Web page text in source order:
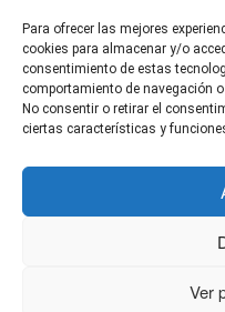
Para ofrecer las mejores
cookies para almacenar y/o
consentimiento de estas
comportamiento de navegación
No consentir o retirar el
ciertas características y
Ver
06:30 de la
ratito de